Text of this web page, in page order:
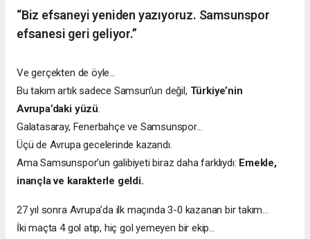
“Biz efsaneyi yeniden yazıyoruz. Samsunspor
efsanesi geri geliyor.”
Ve gerçekten de öyle...
Bu takım artık sadece Samsun’un değil, Türkiye’nin
Avrupa’daki yüzü.
Galatasaray, Fenerbahçe ve Samsunspor…
Üçü de Avrupa gecelerinde kazandı.
Ama Samsunspor’un galibiyeti biraz daha farklıydı: Emekle,
inançla ve karakterle geldi.
27 yıl sonra Avrupa’da ilk maçında 3-0 kazanan bir takım...
İki maçta 4 gol atıp, hiç gol yemeyen bir ekip...